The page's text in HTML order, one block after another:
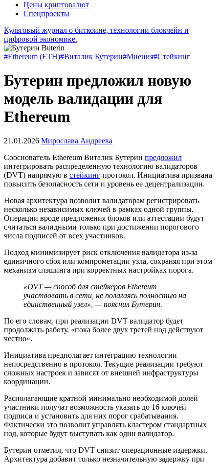
Цены криптовалют
Спецпроекты
Культовый журнал о биткоине, технологии блокчейн и
цифровой экономике.
#Ethereum (ETH)#Виталик Бутерин#Мнения#Стейкинг
Бутерин предложил новую
модель валидации для
Ethereum
21.01.2026 Мирослава Андреева
Сооснователь Ethereum Виталик Бутерин предложил
интегрировать распределенную технологию валидаторов
(DVT) напрямую в стейкинг-протокол. Инициатива призвана
повысить безопасность сети и уровень ее децентрализации.
Новая архитектура позволит валидаторам регистрировать
несколько независимых ключей в рамках одной группы.
Операции вроде предложения блоков или аттестации будут
считаться валидными только при достижении порогового
числа подписей от всех участников.
Подход минимизирует риск отключения валидатора из-за
единичного сбоя или компрометации узла, сохраняя при этом
механизм слэшинга при корректных настройках порога.
«DVT — способ для стейкеров Ethereum
участвовать в сети, не полагаясь полностью на
единственный узел», — пояснил Бутерин.
По его словам, при реализации DVT валидатор будет
продолжать работу, «пока более двух третей нод действуют
честно».
Инициатива предполагает интеграцию технологии
непосредственно в протокол. Текущие реализации требуют
сложных настроек и зависят от внешней инфраструктуры
координации.
Располагающие кратной минимально необходимой долей
участники получат возможность указать до 16 ключей
подписи и установить для них порог срабатывания.
Фактически это позволит управлять кластером стандартных
нод, которые будут выступать как один валидатор.
Бутерин отметил, что DVT снизит операционные издержки.
Архитектура добавит только незначительную задержку при